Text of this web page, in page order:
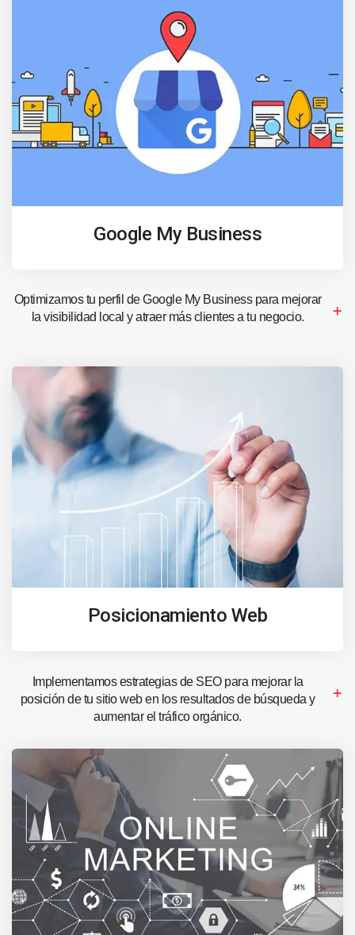
Google My Business
Optimizamos tu perfil de Google My Business para mejorar
la visibilidad local y atraer más clientes a tu negocio.
Posicionamiento Web
Implementamos estrategias de SEO para mejorar la
posición de tu sitio web en los resultados de búsqueda y
aumentar el tráfico orgánico.